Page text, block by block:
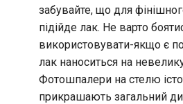
забувайте, що для
підійде лак. Не варто
використовувати-якщо є
лак наноситься на
Фотошпалери на стелю
прикрашають загальний